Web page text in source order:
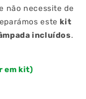
não necessite de
este kit
incluídos.
em kit)